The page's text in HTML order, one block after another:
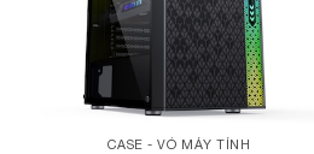
CASE - VỎ MÁY TÍNH